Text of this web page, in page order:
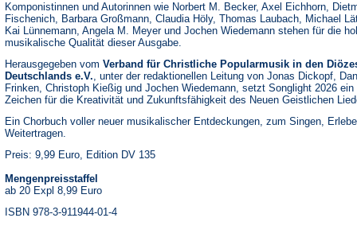
Komponistinnen und Autorinnen wie Norbert M. Becker, Axel Eichhorn,
Fischenich, Barbara Großmann, Claudia Höly, Thomas Laubach, Michael
Kai Lünnemann, Angela M. Meyer und Jochen Wiedemann stehen für die
musikalische Qualität dieser Ausgabe.
Herausgegeben vom Verband für Christliche Popularmusik in den
Deutschlands e.V., unter der redaktionellen Leitung von Jonas Dickopf,
Frinken, Christoph Kießig und Jochen Wiedemann, setzt Songlight 2026
Zeichen für die Kreativität und Zukunftsfähigkeit des Neuen Geistlichen
Ein Chorbuch voller neuer musikalischer Entdeckungen, zum Singen,
Weitertragen.
Preis: 9,99 Euro, Edition DV 135
Mengenpreisstaffel
ab 20 Expl 8,99 Euro
ISBN 978-3-911944-01-4